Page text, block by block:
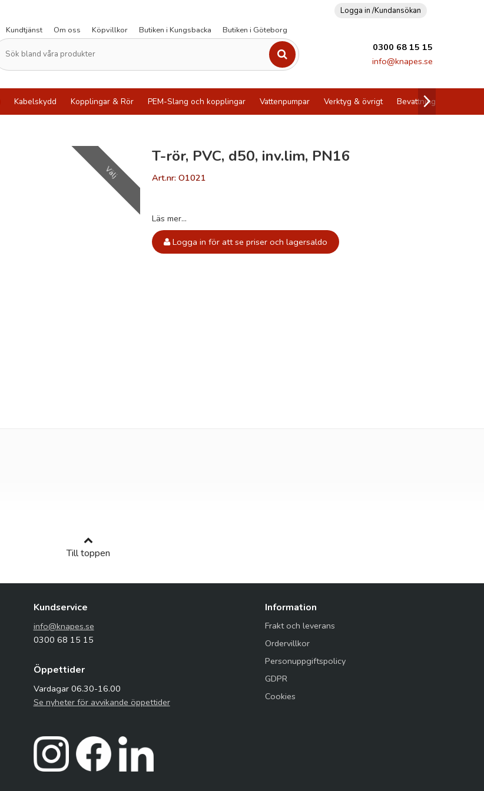
Logga in /Kundansökan
Kundtjänst
Om oss Köpvillkor Butiken i Kungsbacka Butiken i Göteborg
0300 68 15 15
info@knapes.se
Kabelskydd Kopplingar & Rör PEM-Slang och kopplingar Vattenpumpar Verktyg & övrigt Bevattning
Välj
T-rör, PVC, d50, inv.lim, PN16
Art.nr: O1021
Läs mer...
Logga in för att se priser och lagersaldo
Till toppen
Kundservice
info@knapes.se
0300 68 15 15
Öppettider
Vardagar 06.30-16.00
Se nyheter för avvikande öppettider
Information
Frakt och leverans
Ordervillkor
Personuppgiftspolicy
GDPR
Cookies